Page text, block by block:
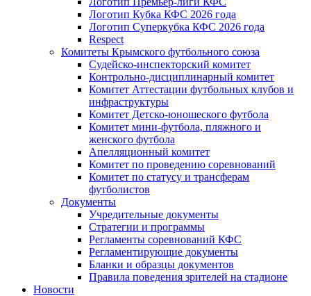
Логотип Кубка КФС 2026 года
Логотип Суперкубка КФС 2026 года
Respect
Комитеты Крымского футбольного союза
Судейско-инспекторский комитет
Контрольно-дисциплинарный комитет
Комитет Аттестации футбольных клубов и
инфраструктуры
Комитет Детско-юношеского футбола
Комитет мини-футбола, пляжного и
женского футбола
Апелляционный комитет
Комитет по проведению соревнований
Комитет по статусу и трансферам
футболистов
Документы
Учредительные документы
Стратегии и программы
Регламенты соревнований КФС
Регламентирующие документы
Бланки и образцы документов
Правила поведения зрителей на стадионе
Новости